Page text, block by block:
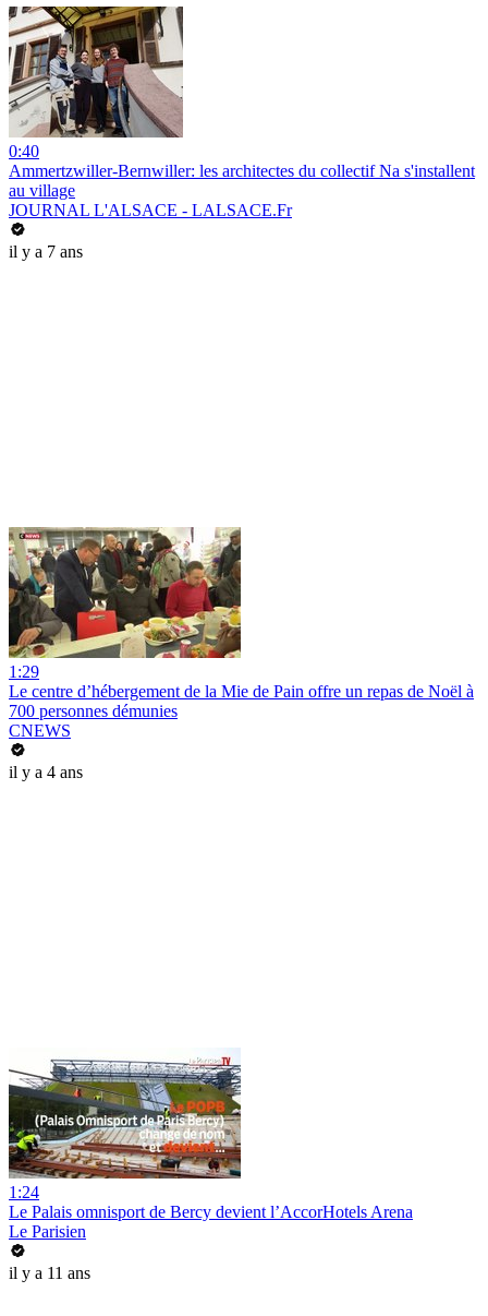
0:40
Ammertzwiller-Bernwiller: les architectes du collectif Na s'installent
au village
JOURNAL L'ALSACE - LALSACE.Fr
il y a 7 ans
1:29
Le centre d’hébergement de la Mie de Pain offre un repas de Noël à
700 personnes démunies
CNEWS
il y a 4 ans
1:24
Le Palais omnisport de Bercy devient l’AccorHotels Arena
Le Parisien
il y a 11 ans